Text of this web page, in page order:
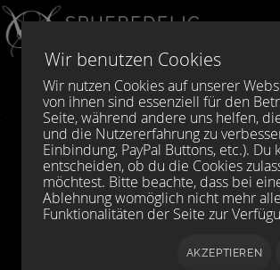
Sprache auswählen
Wir benutzen Cookies
Wir nutzen Cookies auf unserer
von ihnen sind essenziell für den
Seite, während andere uns helfen,
und die Nutzererfahrung zu
Einbindung, PayPal Buttons, etc.). Du
entscheiden, ob du die Cookies
möchtest. Bitte beachte, dass bei
Ablehnung womöglich nicht mehr alle
Funktionalitäten der Seite zur
AKZEPTIEREN